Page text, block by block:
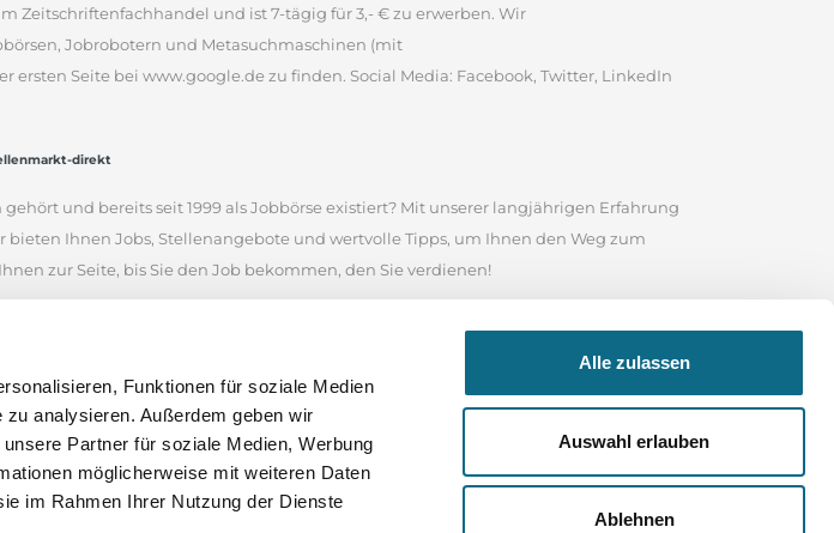
Funktionen für soziale Medien
analysieren. Außerdem geben wir
Partner für soziale Medien, Werbung
möglicherweise mit weiteren Daten
im Rahmen Ihrer Nutzung der Dienste
Alle zulassen
Auswahl erlauben
Ablehnen
Zeitschriftenfachhandel und ist 7-tägig für 3,- € zu erwerben. Wir
Jobrobotern und Metasuchmaschinen (mit
Seite bei www.google.de zu finden. Social Media: Facebook, Twitter, LinkedIn
direkt
und bereits seit 1999 als Jobbörse existiert? Mit unserer langjährigen Erfahrung
Ihnen Jobs, Stellenangebote und wertvolle Tipps, um Ihnen den Weg zum
zur Seite, bis Sie den Job bekommen, den Sie verdienen!
der ersten Online-Jobbörsen. Heute ist es eine angesehene Online-Stellenbörse, in
Österreich und der Schweiz finden. Nutzen Sie das Suchfeld in unserem
zu suchen. Wenn Sie unsicher sind, wonach Sie suchen, durchstöbern Sie unser
Wir wünschen Ihnen viel Erfolg bei Ihrer Bewerbung und für Ihre weitere Karriere